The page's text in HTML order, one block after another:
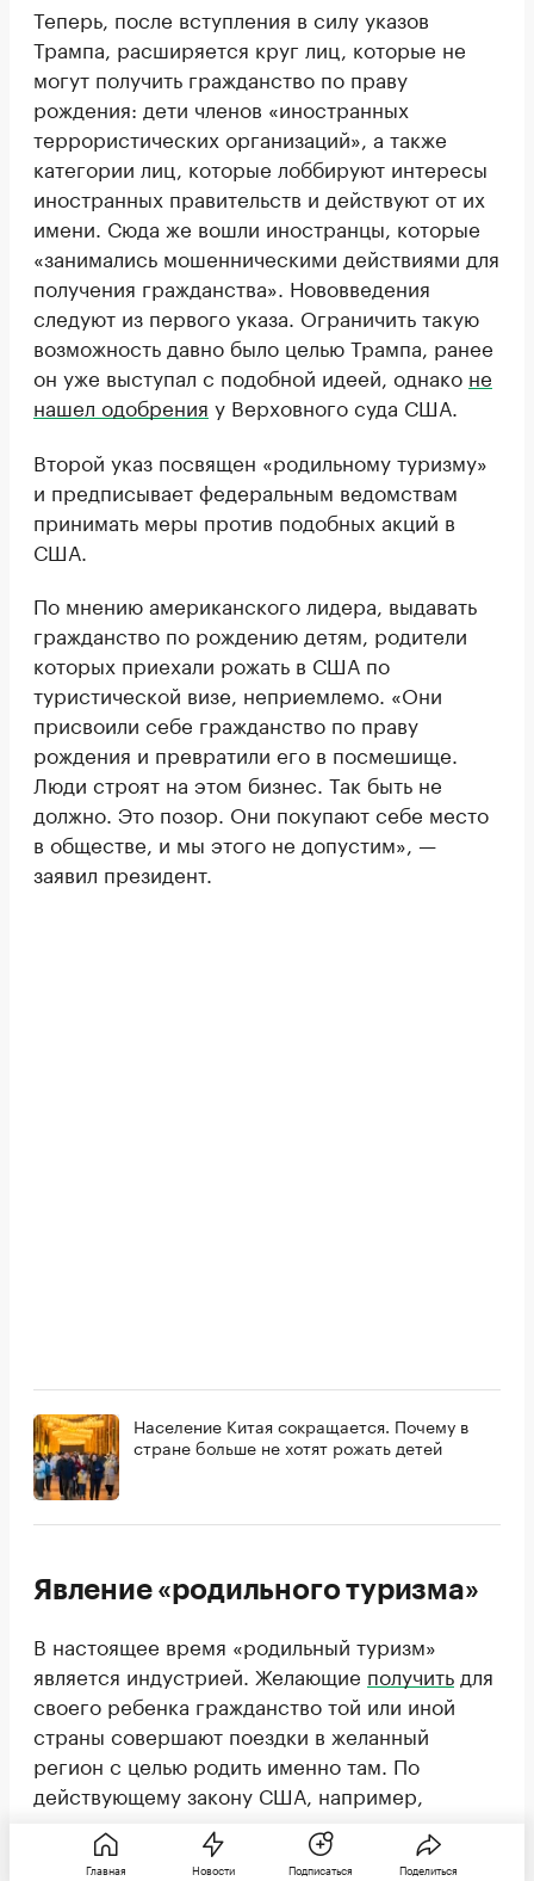
Теперь, после вступления в силу указов
Трампа, расширяется круг лиц, которые не
могут получить гражданство по праву
рождения: дети членов «иностранных
террористических организаций», а также
категории лиц, которые лоббируют интересы
иностранных правительств и действуют от их
имени. Сюда же вошли иностранцы, которые
«занимались мошенническими действиями для
получения гражданства». Нововведения
следуют из первого указа. Ограничить такую
возможность давно было целью Трампа, ранее
он уже выступал с подобной идеей, однако не
нашел одобрения у Верховного суда США.
Второй указ посвящен «родильному туризму»
и предписывает федеральным ведомствам
принимать меры против подобных акций в
США.
По мнению американского лидера, выдавать
гражданство по рождению детям, родители
которых приехали рожать в США по
туристической визе, неприемлемо. «Они
присвоили себе гражданство по праву
рождения и превратили его в посмешище.
Люди строят на этом бизнес. Так быть не
должно. Это позор. Они покупают себе место
в обществе, и мы этого не допустим», —
заявил президент.
Население Китая сокращается. Почему в
стране больше не хотят рожать детей
Явление «родильного туризма»
В настоящее время «родильный туризм»
является индустрией. Желающие получить для
своего ребенка гражданство той или иной
страны совершают поездки в желанный
регион с целью родить именно там. По
действующему закону США, например,
отказать в гражданстве в таком случае
практически невозможно. С помощью этой
Главная Новости Подписаться Поделиться